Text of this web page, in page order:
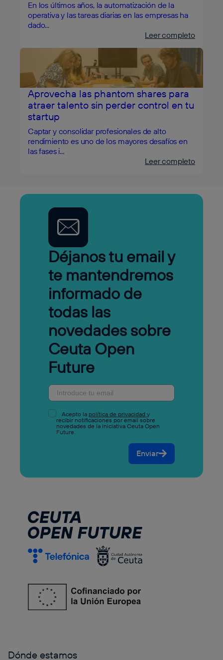
En los últimos años, la automatización de la
operativa y las tareas diarias en las empresas ha
dado...
Leer completo
Aprovecha las phantom shares para
atraer talento sin perder control en tu
startup
Captar y consolidar profesionales de alto
rendimiento es uno de los mayores desafíos en
las fases i...
Leer completo
Déjanos tu email y
te mantendremos
informado de
todas las
novedades sobre
Ceuta Open
Future
Acepto la política de privacidad y
recibir notificaciones por email sobre
novedades de la iniciativa Ceuta Open
Future.
Enviar
Dónde estamos